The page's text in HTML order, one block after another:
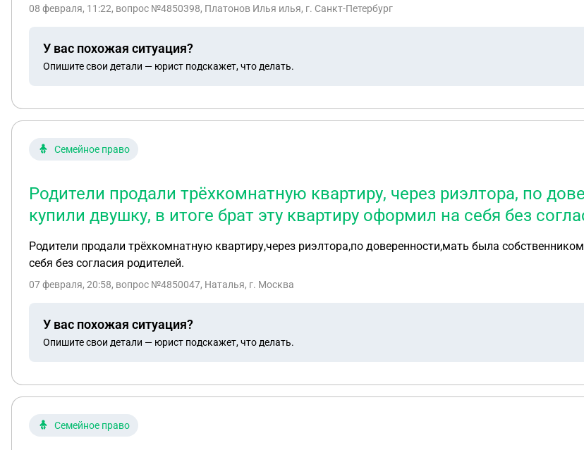
08 февраля, 11:22, вопрос №4850398, Платонов Илья илья, г. Санкт-Петербург
У вас похожая ситуация?
Опишите свои детали — юрист подскажет, что делать.
Семейное право
Родители продали трёхкомнатную квартиру, через риэлтора, по
купили двушку, в итоге брат эту квартиру оформил на себя без
Родители продали трёхкомнатную квартиру,через риэлтора,по доверенности,мать была
себя без согласия родителей.
07 февраля, 20:58, вопрос №4850047, Наталья, г. Москва
У вас похожая ситуация?
Опишите свои детали — юрист подскажет, что делать.
Семейное право